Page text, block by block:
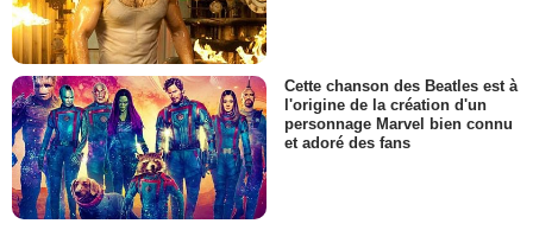
Cette chanson des Beatles est à
l'origine de la création d'un
personnage Marvel bien connu
et adoré des fans